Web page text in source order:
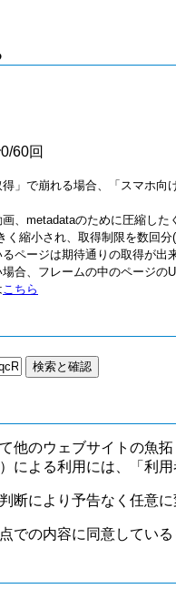
60回
」で崩れる場合、「スマホ向
、metadataのために圧縮し
く縮小され、取得制限を数回分
ページは期待通りの取得が出
合、フレームの中のページの
こちら
他のウェブサイトの魚
による利用には、「利
断により予告なく任意に
での内容に同意してい